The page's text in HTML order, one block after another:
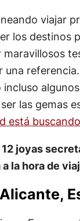
viajar
los destinos
maravillosos
una
incluso
las gemas
está buscando
joyas
la hora de